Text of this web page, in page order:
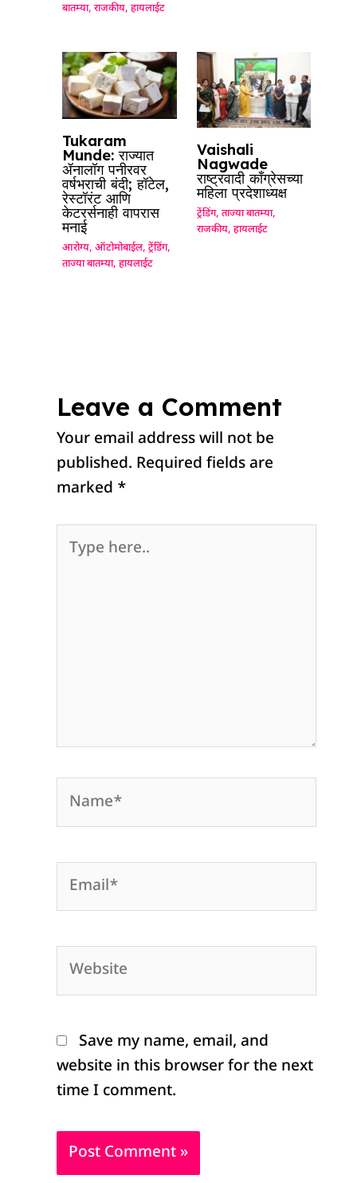
बातम्या,राजकीय,हायलाईट
Tukaram
Munde: राज्यात
ॲनालॉग पनीरवर
वर्षभराची बंदी; हॉटेल,
रेस्टॉरंट आणि
केटरर्सनाही वापरास
मनाई
आरोग्य,ऑटोमोबाईल,ट्रेंडिंग,
ताज्या बातम्या,हायलाईट
Vaishali
Nagwade
राष्ट्रवादी काँग्रेसच्या
महिला प्रदेशाध्यक्ष
ट्रेंडिंग, ताज्या बातम्या,
राजकीय, हायलाईट
Leave a Comment
Your email address will not be
published. Required fields are
marked *
Type
here..
Email*
Website
Save my name, email, and
website in this browser for the next
time I comment.